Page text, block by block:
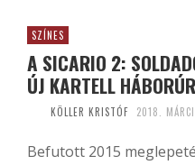
SZÍNES
A SICARIO 2:
ÚJ KARTELL
KÖLLER KRISTÓF 2018.
Befutott 2015